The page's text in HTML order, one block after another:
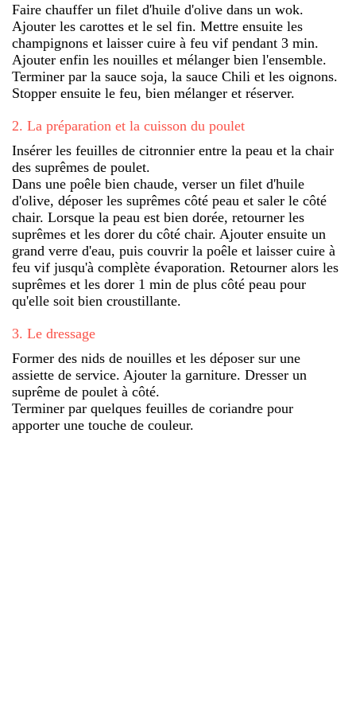
Faire chauffer un filet d'huile d'olive dans un wok.
Ajouter les carottes et le sel fin. Mettre ensuite les
champignons et laisser cuire à feu vif pendant 3 min.
Ajouter enfin les nouilles et mélanger bien l'ensemble.
Terminer par la sauce soja, la sauce Chili et les oignons.
Stopper ensuite le feu, bien mélanger et réserver.
2. La préparation et la cuisson du poulet
Insérer les feuilles de citronnier entre la peau et la chair
des suprêmes de poulet.
Dans une poêle bien chaude, verser un filet d'huile
d'olive, déposer les suprêmes côté peau et saler le côté
chair. Lorsque la peau est bien dorée, retourner les
suprêmes et les dorer du côté chair. Ajouter ensuite un
grand verre d'eau, puis couvrir la poêle et laisser cuire à
feu vif jusqu'à complète évaporation. Retourner alors les
suprêmes et les dorer 1 min de plus côté peau pour
qu'elle soit bien croustillante.
3. Le dressage
Former des nids de nouilles et les déposer sur une
assiette de service. Ajouter la garniture. Dresser un
suprême de poulet à côté.
Terminer par quelques feuilles de coriandre pour
apporter une touche de couleur.